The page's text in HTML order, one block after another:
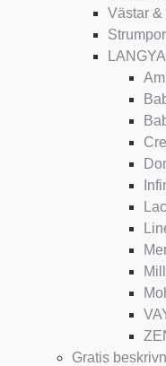
Västar
Gratis